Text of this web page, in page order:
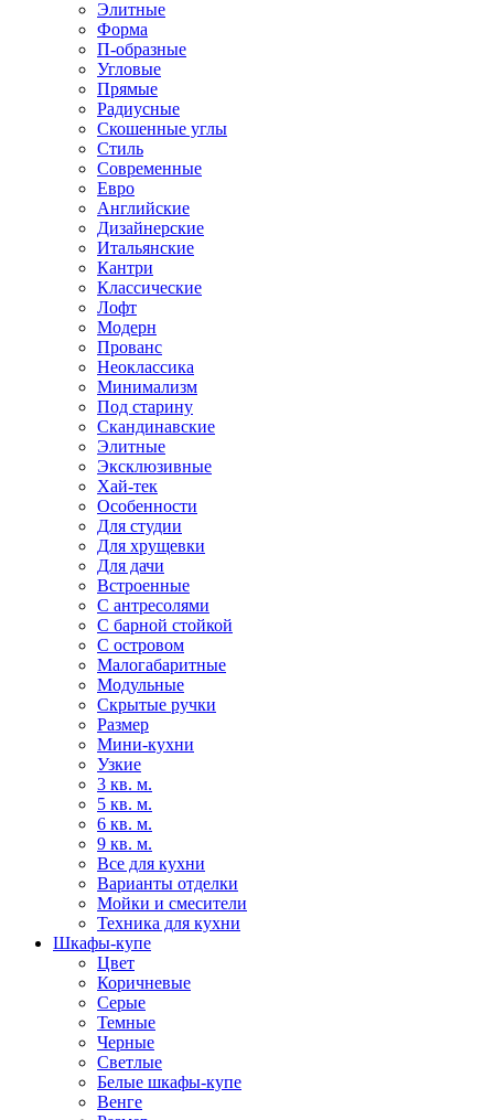
Элитные
Форма
П-образные
Угловые
Прямые
Радиусные
Скошенные углы
Стиль
Современные
Евро
Английские
Дизайнерские
Итальянские
Кантри
Классические
Лофт
Модерн
Прованс
Неоклассика
Минимализм
Под старину
Скандинавские
Элитные
Эксклюзивные
Хай-тек
Особенности
Для студии
Для хрущевки
Для дачи
Встроенные
С антресолями
С барной стойкой
С островом
Малогабаритные
Модульные
Скрытые ручки
Размер
Мини-кухни
Узкие
3 кв. м.
5 кв. м.
6 кв. м.
9 кв. м.
Все для кухни
Варианты отделки
Мойки и смесители
Техника для кухни
Шкафы-купе
Цвет
Коричневые
Серые
Темные
Черные
Светлые
Белые шкафы-купе
Венге